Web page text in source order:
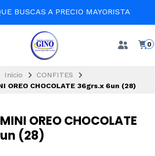
BUSCAS A PRECIO MAYORISTA
0
Inicio
CONFITES
OREO CHOCOLATE 36grs.x 6un (28)
OREO CHOCOLATE
(28)